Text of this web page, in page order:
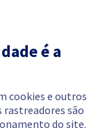
é a
cookies e outros
rastreadores são
do site.